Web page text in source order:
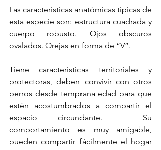
Las características anatómicas típicas de
esta especie son: estructura cuadrada y
cuerpo robusto. Ojos obscuros
ovalados. Orejas en forma de “V”.
Tiene características territoriales y
protectoras, deben convivir con otros
perros desde temprana edad para que
estén acostumbrados a compartir el
espacio circundante.  Su
comportamiento es muy amigable,
pueden compartir fácilmente el hogar